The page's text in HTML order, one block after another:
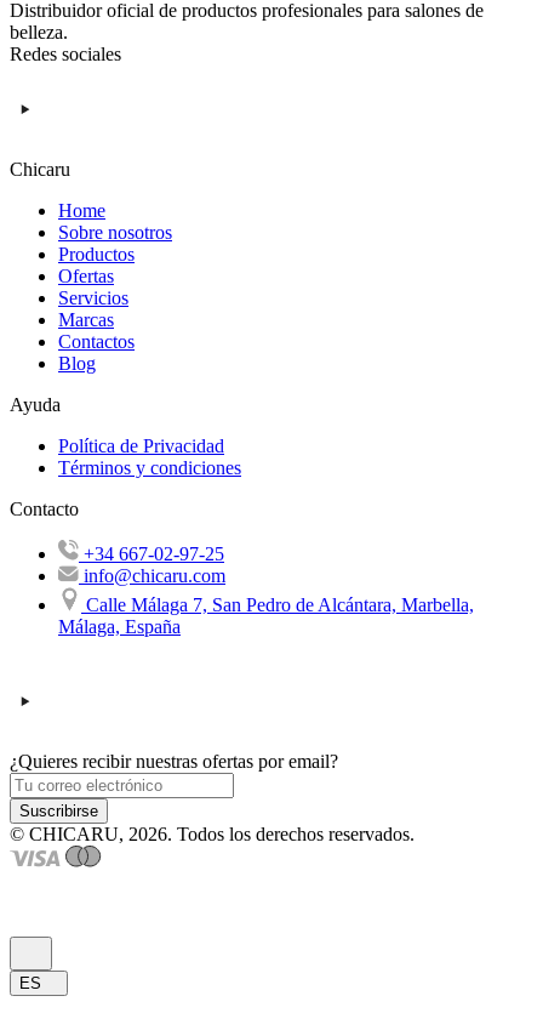
Distribuidor oficial de productos profesionales para salones de
belleza.
Redes sociales
Chicaru
Home
Sobre nosotros
Productos
Ofertas
Servicios
Marcas
Contactos
Blog
Ayuda
Política de Privacidad
Términos y condiciones
Contacto
+34 667-02-97-25
info@chicaru.com
Calle Málaga 7, San Pedro de Alcántara, Marbella,
Málaga, España
¿Quieres recibir nuestras ofertas por email?
Suscribirse
© CHICARU, 2026. Todos los derechos reservados.
ES